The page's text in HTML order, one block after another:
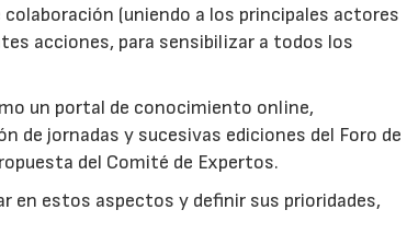
(uniendo a los principales actores
acciones, para sensibilizar a todos los
un portal de conocimiento online,
de jornadas y sucesivas ediciones del Foro de
del Comité de Expertos.
en estos aspectos y definir sus prioridades,
30/07/2026